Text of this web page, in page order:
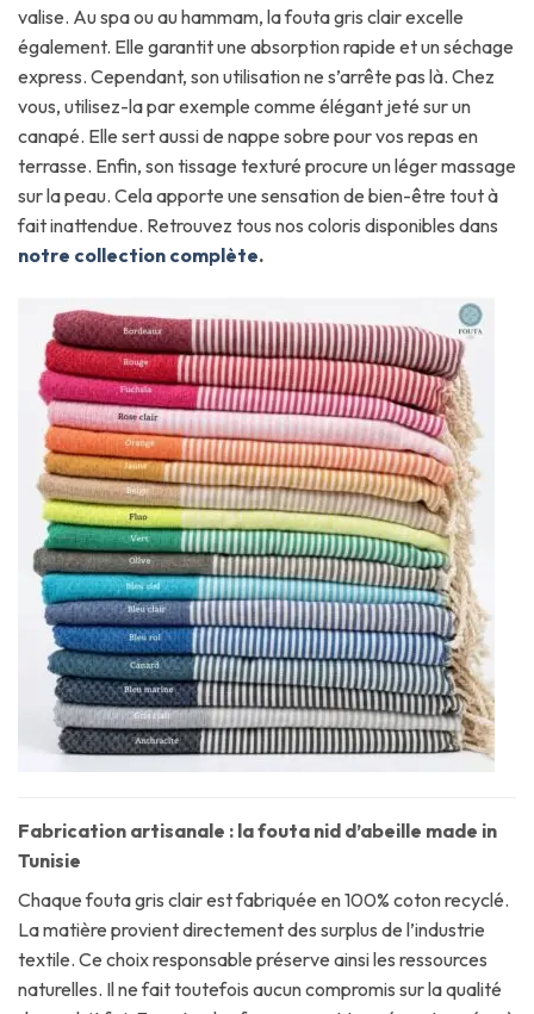
valise. Au spa ou au hammam, la fouta gris clair excelle
également. Elle garantit une absorption rapide et un séchage
express. Cependant, son utilisation ne s’arrête pas là. Chez
vous, utilisez-la par exemple comme élégant jeté sur un
canapé. Elle sert aussi de nappe sobre pour vos repas en
terrasse. Enfin, son tissage texturé procure un léger massage
sur la peau. Cela apporte une sensation de bien-être tout à
fait inattendue. Retrouvez tous nos coloris disponibles dans
notre collection complète.
Fabrication artisanale : la fouta nid d’abeille made in
Tunisie
Chaque fouta gris clair est fabriquée en 100% coton recyclé.
La matière provient directement des surplus de l’industrie
textile. Ce choix responsable préserve ainsi les ressources
naturelles. Il ne fait toutefois aucun compromis sur la qualité